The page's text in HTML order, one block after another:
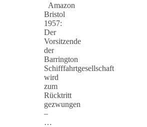
Amazon
Bristol
1957:
Der
Vorsitzende
der
Barrington
Schifffahrtgesellschaft
wird
zum
Rücktritt
gezwungen
–
…